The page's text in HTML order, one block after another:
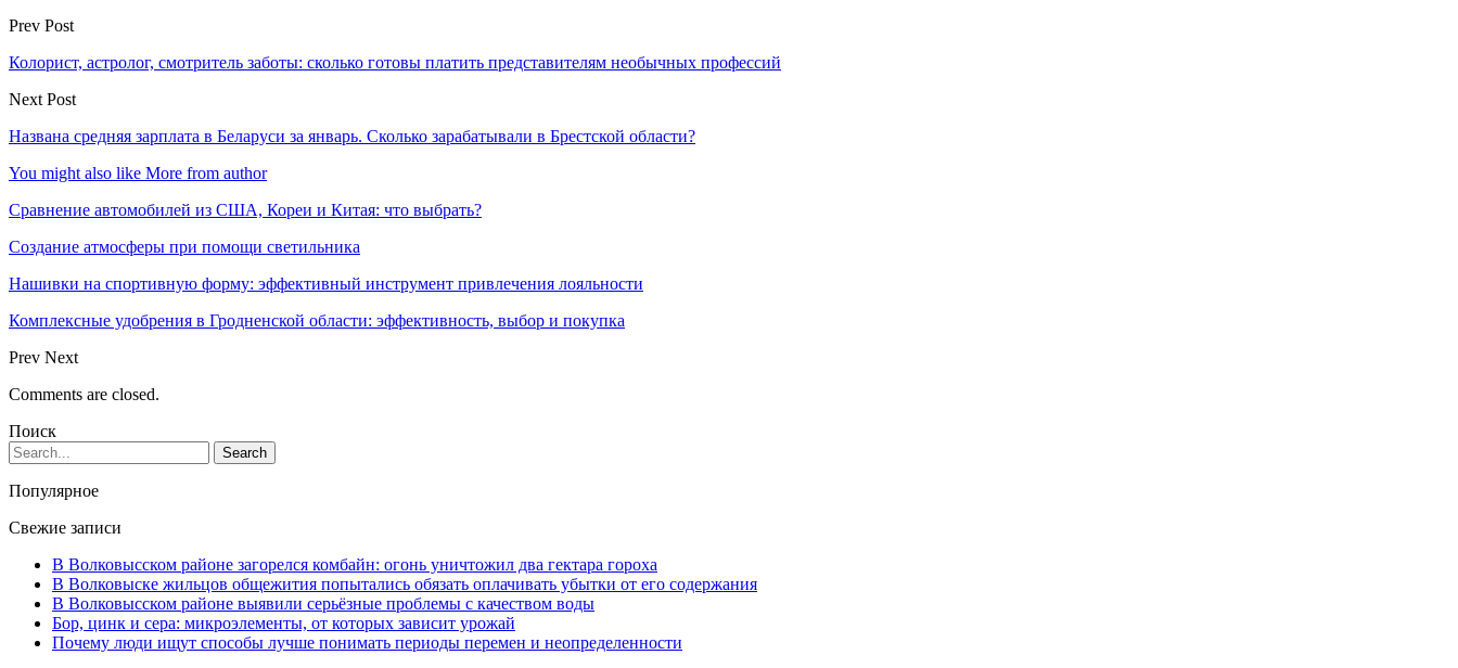
Prev Post
Колорист, астролог, смотритель заботы: сколько готовы платить представителям необычных профессий
Next Post
Названа средняя зарплата в Беларуси за январь. Сколько зарабатывали в Брестской области?
You might also like More from author
Сравнение автомобилей из США, Кореи и Китая: что выбрать?
Создание атмосферы при помощи светильника
Нашивки на спортивную форму: эффективный инструмент привлечения лояльности
Комплексные удобрения в Гродненской области: эффективность, выбор и покупка
Prev Next
Comments are closed.
Поиск
Популярное
Свежие записи
В Волковысском районе загорелся комбайн: огонь уничтожил два гектара гороха
В Волковыске жильцов общежития попытались обязать оплачивать убытки от его содержания
В Волковысском районе выявили серьёзные проблемы с качеством воды
Бор, цинк и сера: микроэлементы, от которых зависит урожай
Почему люди ищут способы лучше понимать периоды перемен и неопределенности